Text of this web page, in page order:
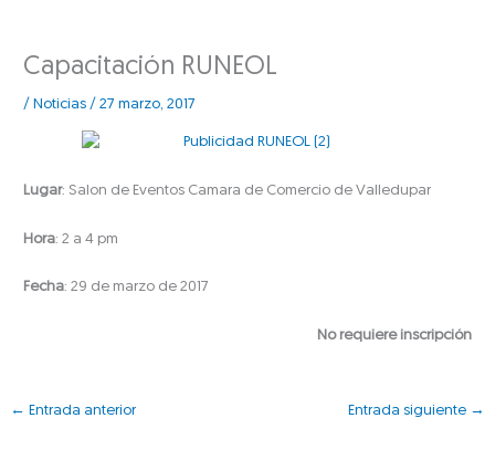
Capacitación RUNEOL
/ Noticias /27 marzo, 2017
Lugar: Salon de Eventos Camara de Comercio de Valledupar
Hora: 2 a 4 pm
Fecha: 29 de marzo de 2017
No requiere inscripción
← Entrada anterior Entrada siguiente →